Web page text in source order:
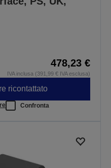
478,23 €
IVA inclusa (391,99 € IVA esclusa)
ricontattato
Confronta